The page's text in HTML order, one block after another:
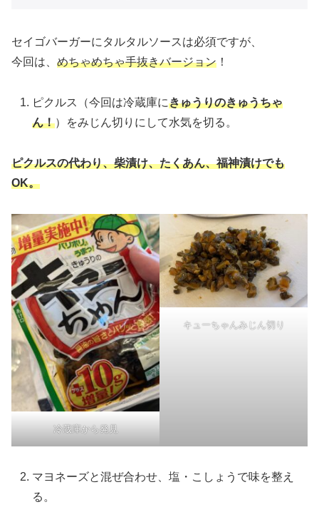
セイゴバーガーにタルタルソースは必須ですが、
今回は、 めちゃめちゃ手抜きバージョン ！
ピクルス（今回は冷蔵庫にきゅうりのきゅうちゃ
ん！）をみじん切りにして水気を切る。
ピクルスの代わり、柴漬け、たくあん、福神漬けでも
OK。
冷蔵庫から発見
キューちゃんみじん切り
マヨネーズと混ぜ合わせ、塩・こしょうで味を整え
る。